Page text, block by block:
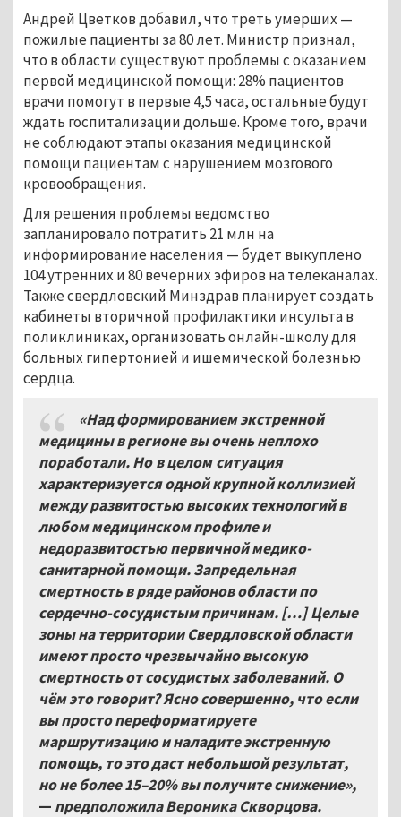
Андрей Цветков добавил, что треть умерших —
пожилые пациенты за 80 лет. Министр признал,
что в области существуют проблемы с оказанием
первой медицинской помощи: 28% пациентов
врачи помогут в первые 4,5 часа, остальные будут
ждать госпитализации дольше. Кроме того, врачи
не соблюдают этапы оказания медицинской
помощи пациентам с нарушением мозгового
кровообращения.
Для решения проблемы ведомство
запланировало потратить 21 млн на
информирование населения — будет выкуплено
104 утренних и 80 вечерних эфиров на телеканалах.
Также свердловский Минздрав планирует создать
кабинеты вторичной профилактики инсульта в
поликлиниках, организовать онлайн-школу для
больных гипертонией и ишемической болезнью
сердца.
«Над формированием экстренной
медицины в регионе вы очень неплохо
поработали. Но в целом ситуация
характеризуется одной крупной коллизией
между развитостью высоких технологий в
любом медицинском профиле и
недоразвитостью первичной медико-
санитарной помощи. Запредельная
смертность в ряде районов области по
сердечно-сосудистым причинам. […] Целые
зоны на территории Свердловской области
имеют просто чрезвычайно высокую
смертность от сосудистых заболеваний. О
чём это говорит? Ясно совершенно, что если
вы просто переформатируете
маршрутизацию и наладите экстренную
помощь, то это даст небольшой результат,
но не более 15–20% вы получите снижение»,
— предположила Вероника Скворцова.